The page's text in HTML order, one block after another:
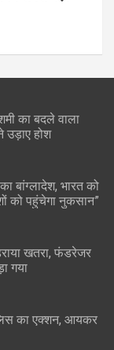
का बदले वाला
उड़ाए होश
बांग्लादेश, भारत को
को पहुंचेगा नुकसान”
खतरा, फंडरेजर
गया
का एक्शन, आयकर